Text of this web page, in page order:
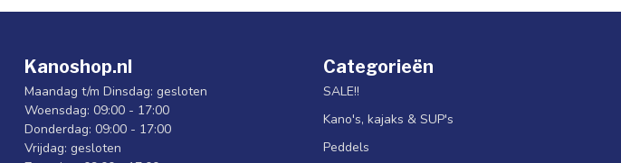
Kanoshop.nl
Maandag t/m Dinsdag: gesloten
Woensdag: 09:00 - 17:00
Donderdag: 09:00 - 17:00
Vrijdag: gesloten
Categorieën
SALE!!
Kano's, kajaks & SUP's
Peddels